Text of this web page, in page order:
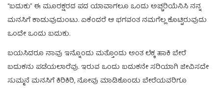
“ಬದುಕು” ಈ ಮೂರಕ್ಷರದ ಪದ ಯಾವಾಗಲೂ ಒಂದು ಅಚ್ಚರಿಯೆನಿಸಿ ನನ್ನ
ಮನಸಿಗೆ ಕಾಡುವುದುಂಟು. ಏಕೆಂದರೆ ಆ ಭಗವಂತ ನಮಗೆಲ್ಲ ಕೊಟ್ಟಿರುವುದು
ಒಂದೇ ಒಂದು ಬದುಕು.
ಬಯಸಿದರೂ ನಾವು ಇನ್ನೊಂದು ಮತ್ತೊಂದು ಅಂತ ಲೆಕ್ಕ ಹಾಕಿ ಬೇರೆ
ಬದುಕನು ಪಡೆಯಲಾರೆವು. ಇರುವ ಒಂದು ಬದುಕನೇ ಸರಿಯಾಗಿ ಜೀವಿಸದೇ
ಸುಮ್ಮನೆ ಮನಸಿಗೆ ಕಿರಿಕಿರಿ, ನೋವು ಮಾಡಿಕೊಂಡು ಬೇರೆಯವರಿಗೂ